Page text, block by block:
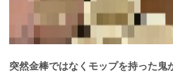
突然金棒ではなくモップを持った鬼